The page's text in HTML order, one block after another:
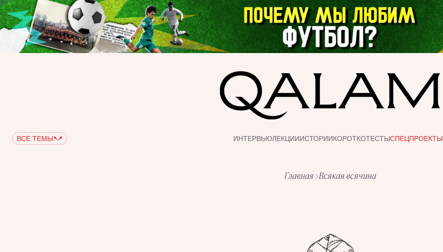
ВСЕ ТЕМЫ ИНТЕРВЬЮЛЕКЦИИИСТОРИИКОРОТКОТЕСТЫСПЕЦПРОЕКТЫ
Главная Всякая всячина